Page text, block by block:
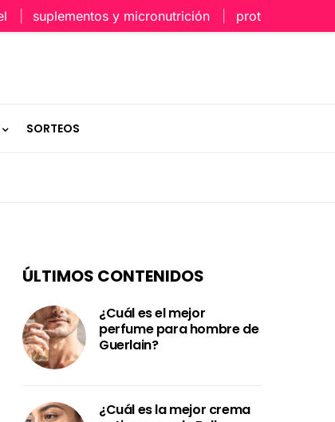
suplementos y micronutrición protección capilar
SORTEOS
ÚLTIMOS CONTENIDOS
¿Cuál es el mejor
perfume para hombre de
Guerlain?
¿Cuál es la mejor crema